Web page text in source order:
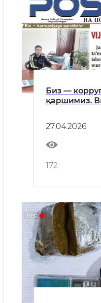
Биз —
қаршимиз.
27.04.2026
172